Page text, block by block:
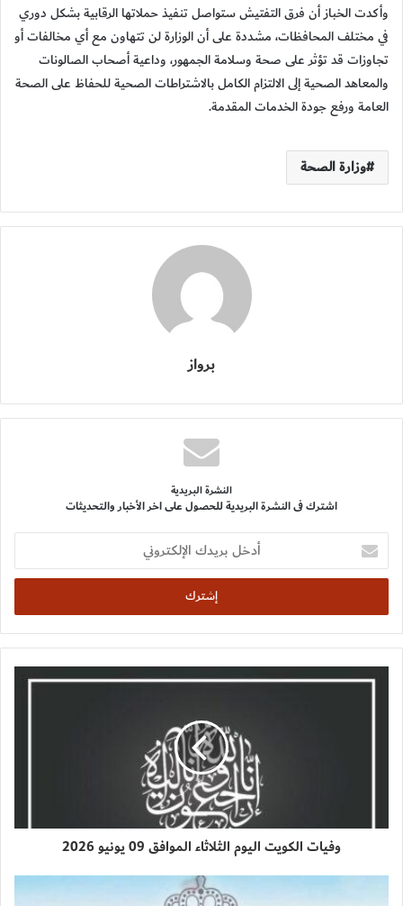
وأكدت الخباز أن فرق التفتيش ستواصل تنفيذ حملاتها الرقابية بشكل دوري
في مختلف المحافظات، مشددة على أن الوزارة لن تتهاون مع أي مخالفات أو
تجاوزات قد تؤثر على صحة وسلامة الجمهور، وداعية أصحاب الصالونات
والمعاهد الصحية إلى الالتزام الكامل بالاشتراطات الصحية للحفاظ على الصحة
العامة ورفع جودة الخدمات المقدمة.
وزارة الصحة
برواز
النشرة البريدية
اشترك فى النشرة البريدية للحصول على اخر الأخبار والتحديثات
أدخل
بريدك
الإلكتروني
وفيات الكويت اليوم الثلاثاء الموافق 09 يونيو 2026